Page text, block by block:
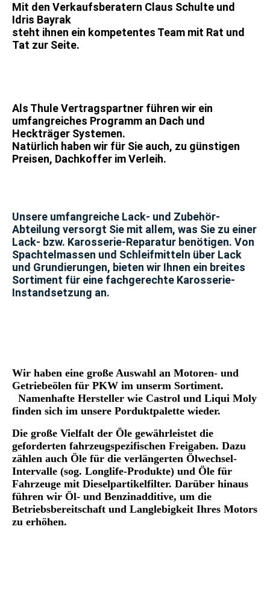
Mit den Verkaufsberatern Claus Schulte und
Idris Bayrak
steht ihnen ein kompetentes Team mit Rat und
Tat zur Seite.
Als Thule Vertragspartner führen wir ein
umfangreiches Programm an Dach und
Heckträger Systemen.
Natürlich haben wir für Sie auch, zu günstigen
Preisen, Dachkoffer im Verleih.
Unsere umfangreiche Lack- und Zubehör-
Abteilung versorgt Sie mit allem, was Sie zu einer
Lack- bzw. Karosserie-Reparatur benötigen. Von
Spachtelmassen und Schleifmitteln über Lack
und Grundierungen, bieten wir Ihnen ein breites
Sortiment für eine fachgerechte Karosserie-
Instandsetzung an.
Wir haben eine große Auswahl an Motoren- und
Getriebeölen für PKW im unserm Sortiment.
Namenhafte Hersteller wie Castrol und Liqui Moly
finden sich im unsere Porduktpalette wieder.
Die große Vielfalt der Öle gewährleistet die
geforderten fahrzeugspezifischen Freigaben. Dazu
zählen auch Öle für die verlängerten Ölwechsel-
Intervalle (sog. Longlife-Produkte) und Öle für
Fahrzeuge mit Dieselpartikelfilter. Darüber hinaus
führen wir Öl- und Benzinadditive, um die
Betriebsbereitschaft und Langlebigkeit Ihres Motors
zu erhöhen.